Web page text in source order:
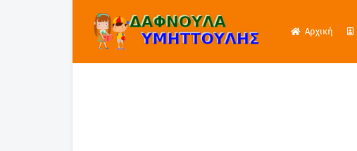
Αρχική